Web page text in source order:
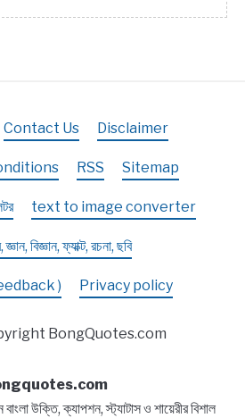
Contact Us Disclaimer
RSS Sitemap
text to image converter
জ্ঞান, বিজ্ঞান, ফ্যাক্ট, রচনা, ছবি
) Privacy policy
BongQuotes.com
উক্তি, ক্যাপশন, স্ট্যাটাস ও শায়েরীর বিশাল